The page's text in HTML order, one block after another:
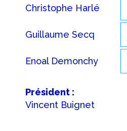
Christophe Harlé
Guillaume Secq
Enoal Demonchy
Président :
Vincent Buignet